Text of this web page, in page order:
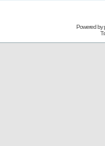
Powered by